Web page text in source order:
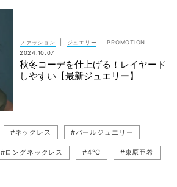
ファッション
ジュエリー
2024.10.07
秋冬コーデを仕上げる！レイヤード
しやすい【最新ジュエリー】
#ネックレス #パールジュエリー
#ロングネックレス #4℃ #東原亜希